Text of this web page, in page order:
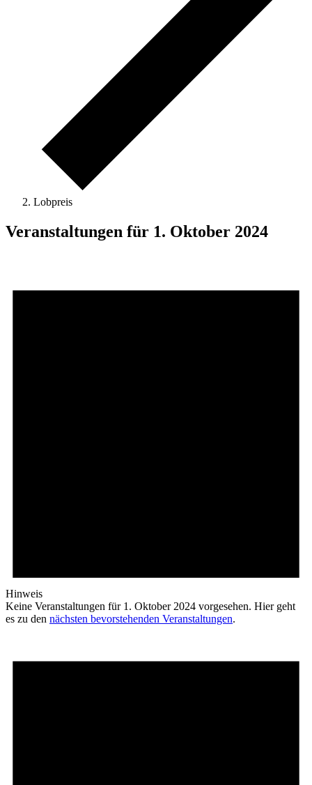
Lobpreis
Veranstaltungen für 1. Oktober 2024
Hinweis
Keine Veranstaltungen für 1. Oktober 2024 vorgesehen. Hier geht
es zu den nächsten bevorstehenden Veranstaltungen.